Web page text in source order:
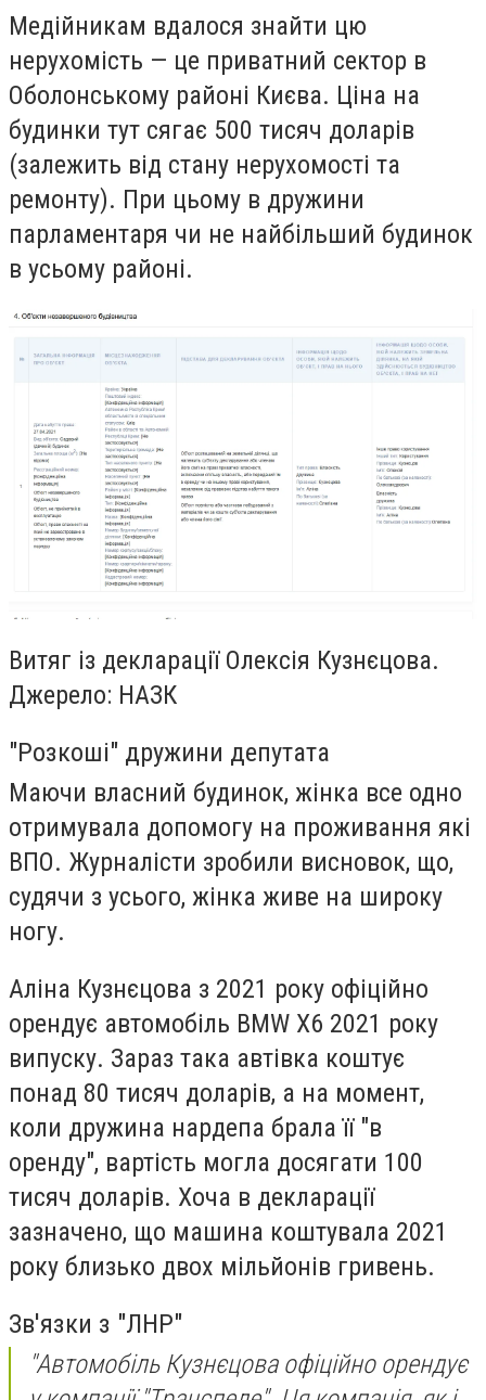
Медійникам вдалося знайти цю
нерухомість — це приватний сектор в
Оболонському районі Києва. Ціна на
будинки тут сягає 500 тисяч доларів
(залежить від стану нерухомості та
ремонту). При цьому в дружини
парламентаря чи не найбільший будинок
в усьому районі.
Витяг із декларації Олексія Кузнєцова.
Джерело: НАЗК
"Розкоші" дружини депутата
Маючи власний будинок, жінка все одно
отримувала допомогу на проживання які
ВПО. Журналісти зробили висновок, що,
судячи з усього, жінка живе на широку
ногу.
Аліна Кузнєцова з 2021 року офіційно
орендує автомобіль BMW X6 2021 року
випуску. Зараз така автівка коштує
понад 80 тисяч доларів, а на момент,
коли дружина нардепа брала її "в
оренду", вартість могла досягати 100
тисяч доларів. Хоча в декларації
зазначено, що машина коштувала 2021
року близько двох мільйонів гривень.
Зв'язки з "ЛНР"
"Автомобіль Кузнєцова офіційно орендує